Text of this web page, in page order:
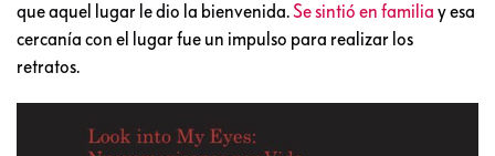
que aquel lugar le dio la bienvenida.Se sintió en familia y esa
cercanía con el lugar fue un impulso para realizar los
retratos.